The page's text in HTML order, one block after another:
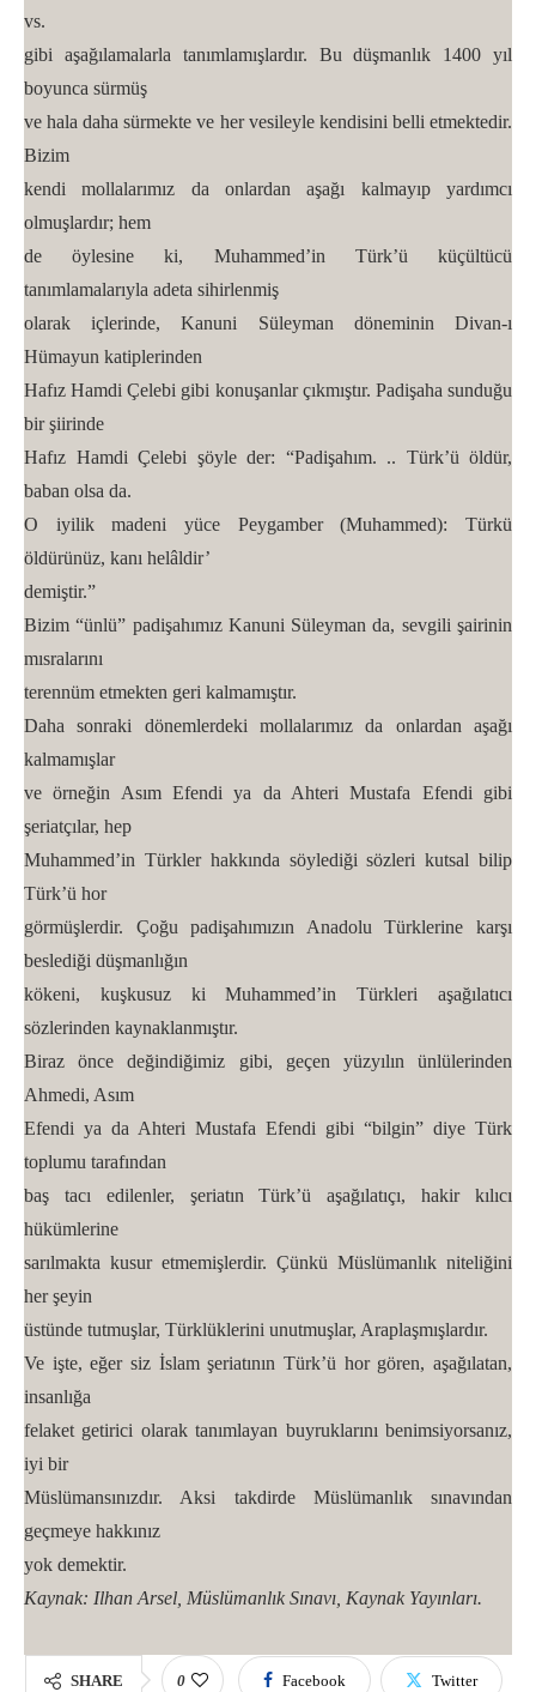
vs.
gibi aşağılamalarla tanımlamışlardır. Bu düşmanlık 1400 yıl
boyunca sürmüş
ve hala daha sürmekte ve her vesileyle kendisini belli etmektedir.
Bizim
kendi mollalarımız da onlardan aşağı kalmayıp yardımcı
olmuşlardır; hem
de öylesine ki, Muhammed’in Türk’ü küçültücü
tanımlamalarıyla adeta sihirlenmiş
olarak içlerinde, Kanuni Süleyman döneminin Divan-ı
Hümayun katiplerinden
Hafız Hamdi Çelebi gibi konuşanlar çıkmıştır. Padişaha sunduğu
bir şiirinde
Hafız Hamdi Çelebi şöyle der: “Padişahım. .. Türk’ü öldür,
baban olsa da.
O iyilik madeni yüce Peygamber (Muhammed): Türkü
öldürünüz, kanı helâldir’
demiştir.”
Bizim “ünlü” padişahımız Kanuni Süleyman da, sevgili şairinin
mısralarını
terennüm etmekten geri kalmamıştır.
Daha sonraki dönemlerdeki mollalarımız da onlardan aşağı
kalmamışlar
ve örneğin Asım Efendi ya da Ahteri Mustafa Efendi gibi
şeriatçılar, hep
Muhammed’in Türkler hakkında söylediği sözleri kutsal bilip
Türk’ü hor
görmüşlerdir. Çoğu padişahımızın Anadolu Türklerine karşı
beslediği düşmanlığın
kökeni, kuşkusuz ki Muhammed’in Türkleri aşağılatıcı
sözlerinden kaynaklanmıştır.
Biraz önce değindiğimiz gibi, geçen yüzyılın ünlülerinden
Ahmedi, Asım
Efendi ya da Ahteri Mustafa Efendi gibi “bilgin” diye Türk
toplumu tarafından
baş tacı edilenler, şeriatın Türk’ü aşağılatıçı, hakir kılıcı
hükümlerine
sarılmakta kusur etmemişlerdir. Çünkü Müslümanlık niteliğini
her şeyin
üstünde tutmuşlar, Türklüklerini unutmuşlar, Araplaşmışlardır.
Ve işte, eğer siz İslam şeriatının Türk’ü hor gören, aşağılatan,
insanlığa
felaket getirici olarak tanımlayan buyruklarını benimsiyorsanız,
iyi bir
Müslümansınızdır. Aksi takdirde Müslümanlık sınavından
geçmeye hakkınız
yok demektir.
Kaynak: Ilhan Arsel, Müslümanlık Sınavı, Kaynak Yayınları.
SHARE 0 Facebook Twitter